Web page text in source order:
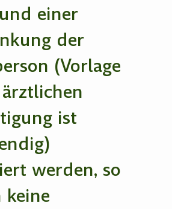
einer
der
(Vorlage
ist
werden, so
keine